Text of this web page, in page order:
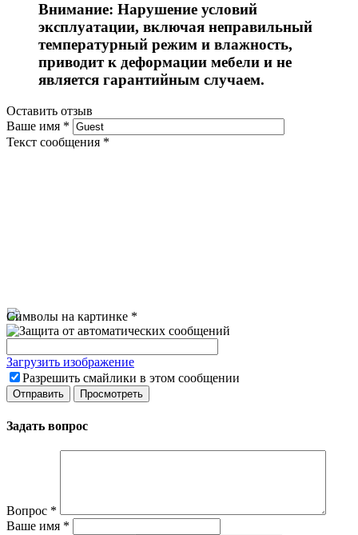
Внимание: Нарушение условий
эксплуатации, включая неправильный
температурный режим и влажность,
приводит к деформации мебели и не
является гарантийным случаем.
Оставить отзыв
Ваше имя *
Текст сообщения *
Символы на картинке *
Загрузить изображение
Разрешить смайлики в этом сообщении
Задать вопрос
Вопрос *
Ваше имя *